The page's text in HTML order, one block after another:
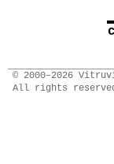
© 2000–2026
All rights